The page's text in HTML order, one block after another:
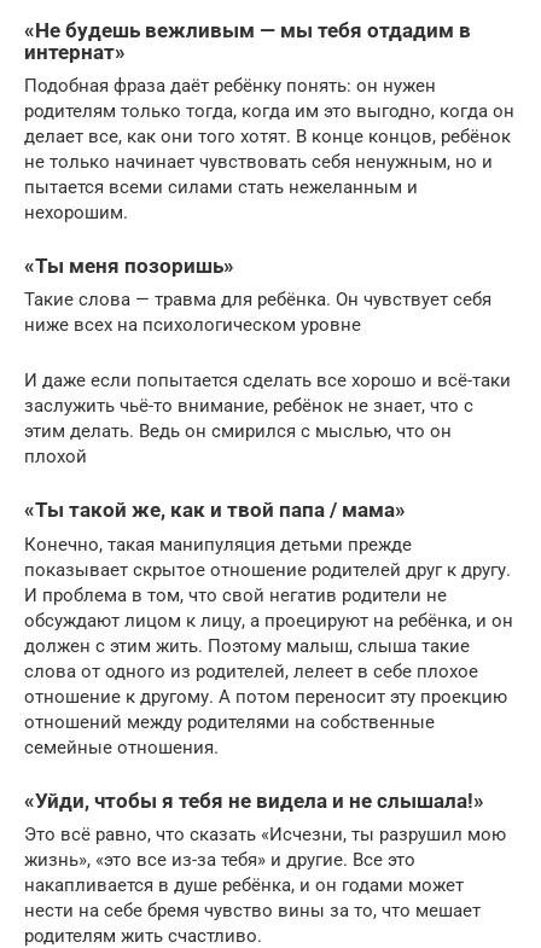
«Не будешь вежливым — мы тебя отдадим в
интернат»
Подобная фраза даёт ребёнку понять: он нужен
родителям только тогда, когда им это выгодно, когда он
делает все, как они того хотят. В конце концов, ребёнок
не только начинает чувствовать себя ненужным, но и
пытается всеми силами стать нежеланным и
нехорошим.
«Ты меня позоришь»
Такие слова — травма для ребёнка. Он чувствует себя
ниже всех на психологическом уровне
И даже если попытается сделать все хорошо и всё-таки
заслужить чьё-то внимание, ребёнок не знает, что с
этим делать. Ведь он смирился с мыслью, что он
плохой
«Ты такой же, как и твой папа / мама»
Конечно, такая манипуляция детьми прежде
показывает скрытое отношение родителей друг к другу.
И проблема в том, что свой негатив родители не
обсуждают лицом к лицу, а проецируют на ребёнка, и он
должен с этим жить. Поэтому малыш, слыша такие
слова от одного из родителей, лелеет в себе плохое
отношение к другому. А потом переносит эту проекцию
отношений между родителями на собственные
семейные отношения.
«Уйди, чтобы я тебя не видела и не слышала!»
Это всё равно, что сказать «Исчезни, ты разрушил мою
жизнь», «это все из-за тебя» и другие. Все это
накапливается в душе ребёнка, и он годами может
нести на себе бремя чувство вины за то, что мешает
родителям жить счастливо.